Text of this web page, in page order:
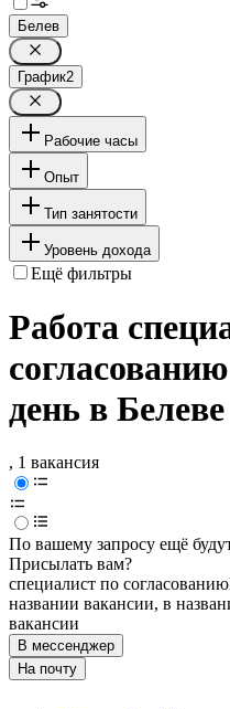
Белев
График2
Рабочие часы
Опыт
Тип занятости
Уровень дохода
Ещё фильтры
Работа
день в Белеве
, 1 вакансия
По вашему запросу ещё
Присылать вам?
специалист по согласованию
названии вакансии, в
вакансии
В мессенджер
На почту